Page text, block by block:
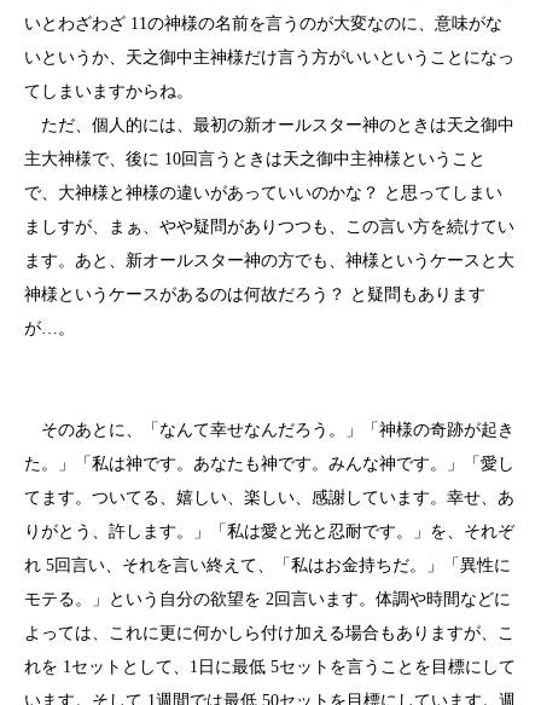
いとわざわざ 11の神様の名前を言うのが大変なのに、意味がな
いというか、天之御中主神様だけ言う方がいいということになっ
てしまいますからね。
ただ、個人的には、最初の新オールスター神のときは天之御中
主大神様で、後に 10回言うときは天之御中主神様ということ
で、大神様と神様の違いがあっていいのかな？ と思ってしまい
ましすが、まぁ、やや疑問がありつつも、この言い方を続けてい
ます。あと、新オールスター神の方でも、神様というケースと大
神様というケースがあるのは何故だろう？ と疑問もあります
が…。
そのあとに、「なんて幸せなんだろう。」「神様の奇跡が起き
た。」「私は神です。あなたも神です。みんな神です。」「愛し
てます。ついてる、嬉しい、楽しい、感謝しています。幸せ、あ
りがとう、許します。」「私は愛と光と忍耐です。」を、それぞ
れ 5回言い、それを言い終えて、「私はお金持ちだ。」「異性に
モテる。」という自分の欲望を 2回言います。体調や時間などに
よっては、これに更に何かしら付け加える場合もありますが、こ
れを 1セットとして、1日に最低 5セットを言うことを目標にして
います。そして 1週間では最低 50セットを目標にしています。週